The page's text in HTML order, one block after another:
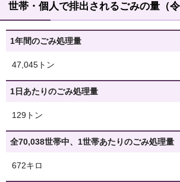
世帯・個人で排出されるごみの量（令
1年間のごみ処理量
47,045トン
1日あたりのごみ処理量
129トン
全70,038世帯中、1世帯あたりのごみ処理量
672キロ